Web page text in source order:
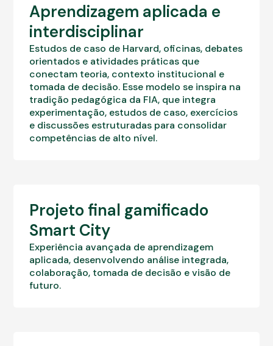
Aprendizagem aplicada e
interdisciplinar
Estudos de caso de Harvard, oficinas, debates
orientados e atividades práticas que
conectam teoria, contexto institucional e
tomada de decisão. Esse modelo se inspira na
tradição pedagógica da FIA, que integra
experimentação, estudos de caso, exercícios
e discussões estruturadas para consolidar
competências de alto nível.
Projeto final gamificado
Smart City
Experiência avançada de aprendizagem
aplicada, desenvolvendo análise integrada,
colaboração, tomada de decisão e visão de
futuro.